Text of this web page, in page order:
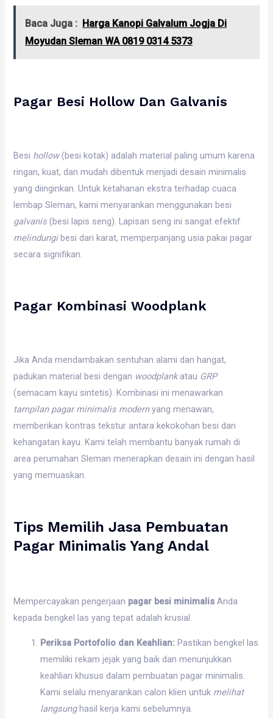
Baca Juga : Harga Kanopi Galvalum Jogja Di
Moyudan Sleman WA 0819 0314 5373
Pagar Besi Hollow Dan Galvanis
Besi hollow(besi kotak) adalah material paling umum karena
ringan, kuat, dan mudah dibentuk menjadi desain minimalis
yang diinginkan. Untuk ketahanan ekstra terhadap cuaca
lembap Sleman, kami menyarankan menggunakan besi
galvanis (besi lapis seng). Lapisan seng ini sangat efektif
melindungibesi dari karat, memperpanjang usia pakai pagar
secara signifikan.
Pagar Kombinasi Woodplank
Jika Anda mendambakan sentuhan alami dan hangat,
padukan material besi dengan woodplankatau GRP
(semacam kayu sintetis). Kombinasi ini menawarkan
tampilan pagar minimalis modernyang menawan,
memberikan kontras tekstur antara kekokohan besi dan
kehangatan kayu. Kami telah membantu banyak rumah di
area perumahan Sleman menerapkan desain ini dengan hasil
yang memuaskan.
Tips Memilih Jasa Pembuatan
Pagar Minimalis Yang Andal
Mempercayakan pengerjaan pagar besi minimalis Anda
kepada bengkel las yang tepat adalah krusial.
Periksa Portofolio dan Keahlian: Pastikan bengkel las
memiliki rekam jejak yang baik dan menunjukkan
keahlian khusus dalam pembuatan pagar minimalis.
Kami selalu menyarankan calon klien untuk melihat
langsunghasil kerja kami sebelumnya.